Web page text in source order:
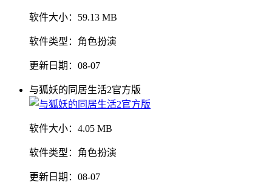
软件大小： 59.13 MB
软件类型： 角色扮演
更新日期： 08-07
与狐妖的同居生活2官方版
软件大小： 4.05 MB
软件类型： 角色扮演
更新日期： 08-07